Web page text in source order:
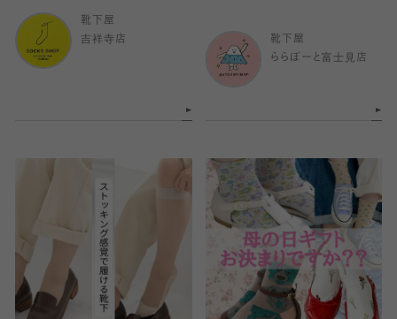
靴下屋
吉祥寺店
靴下屋
ららぽーと富士見店